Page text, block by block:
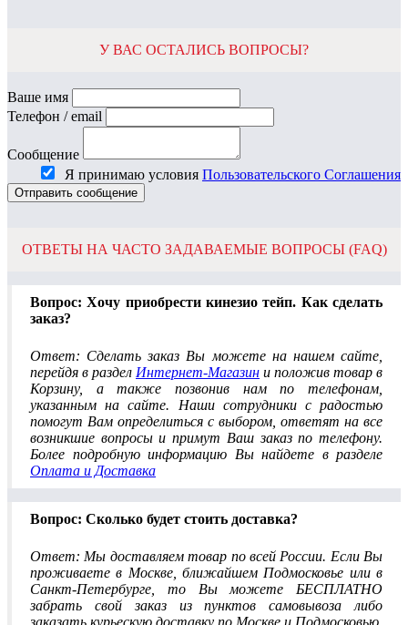
У ВАС ОСТАЛИСЬ ВОПРОСЫ?
Ваше имя
Телефон / email
Сообщение
Я принимаю условия Пользовательского Соглашения
Отправить сообщение
ОТВЕТЫ НА ЧАСТО ЗАДАВАЕМЫЕ ВОПРОСЫ (FAQ)
Вопрос: Хочу приобрести кинезио тейп. Как сделать
заказ?
Ответ: Сделать заказ Вы можете на нашем сайте,
перейдя в раздел Интернет-Магазин и положив товар в
Корзину, а также позвонив нам по телефонам,
указанным на сайте. Наши сотрудники с радостью
помогут Вам определиться с выбором, ответят на все
возникшие вопросы и примут Ваш заказ по телефону.
Более подробную информацию Вы найдете в разделе
Оплата и Доставка
Вопрос: Сколько будет стоить доставка?
Ответ: Мы доставляем товар по всей России. Если Вы
проживаете в Москве, ближайшем Подмосковье или в
Санкт-Петербурге, то Вы можете БЕСПЛАТНО
забрать свой заказ из пунктов самовывоза либо
заказать курьескую доставку по Москве и Подмосковью.